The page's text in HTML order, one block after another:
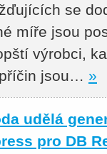
se
míře jsou
výrobci,
jsou… »
udělá
pro DB